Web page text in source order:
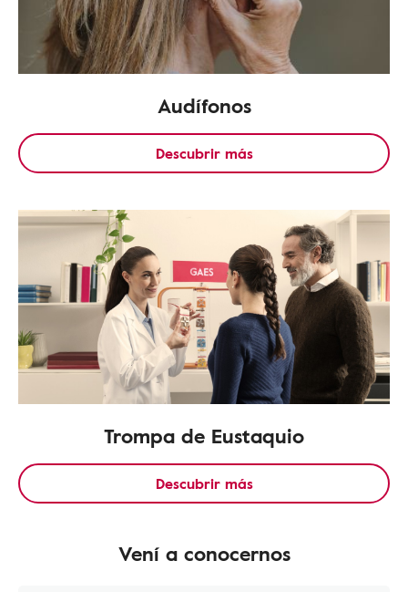
Audífonos
Descubrir más
Trompa de Eustaquio
Descubrir más
Vení a conocernos